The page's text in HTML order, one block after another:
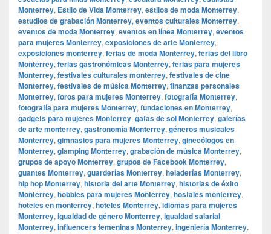
Monterrey, Estilo de Vida Monterrey, estilos de moda Monterrey,
estudios de grabación Monterrey, eventos culturales Monterrey,
eventos de moda Monterrey, eventos en línea Monterrey, eventos
para mujeres Monterrey, exposiciones de arte Monterrey,
exposiciones monterrey, ferias de moda Monterrey, ferias del libro
Monterrey, ferias gastronómicas Monterrey, ferias para mujeres
Monterrey, festivales culturales monterrey, festivales de cine
Monterrey, festivales de música Monterrey, finanzas personales
Monterrey, foros para mujeres Monterrey, fotografía Monterrey,
fotografía para mujeres Monterrey, fundaciones en Monterrey,
gadgets para mujeres Monterrey, gafas de sol Monterrey, galerías
de arte monterrey, gastronomía Monterrey, géneros musicales
Monterrey, gimnasios para mujeres Monterrey, ginecólogos en
Monterrey, glamping Monterrey, grabación de música Monterrey,
grupos de apoyo Monterrey, grupos de Facebook Monterrey,
guantes Monterrey, guarderías Monterrey, heladerías Monterrey,
hip hop Monterrey, historia del arte Monterrey, historias de éxito
Monterrey, hobbies para mujeres Monterrey, hostales monterrey,
hoteles en monterrey, hoteles Monterrey, idiomas para mujeres
Monterrey, igualdad de género Monterrey, igualdad salarial
Monterrey, influencers femeninas Monterrey, ingeniería Monterrey,